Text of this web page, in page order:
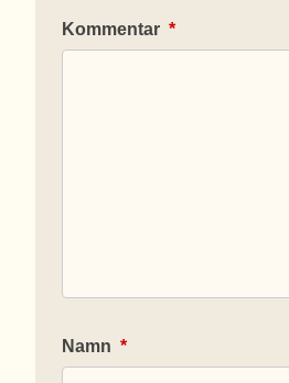
Kommentar *
Namn *